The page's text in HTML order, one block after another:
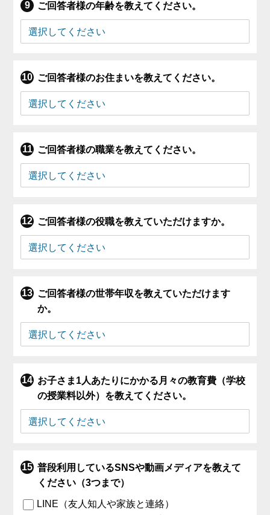
ご回答者様の年齢を教えてください。
ご回答者様のお住まいを教えてください。
ご回答者様の職業を教えてください。
ご回答者様の役職を教えていただけますか。
ご回答者様の世帯年収を教えていただけます
か。
お子さま1人あたりにかかる月々の教育費（学校
の授業料以外）を教えてください。
普段利用しているSNSや動画メディアを教えて
ください（3つまで）
LINE（友人知人や家族と連絡）